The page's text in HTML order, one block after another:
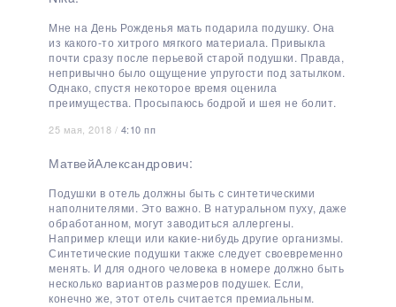
Мне на День Рожденья мать подарила подушку. Она
из какого-то хитрого мягкого материала. Привыкла
почти сразу после перьевой старой подушки. Правда,
непривычно было ощущение упругости под затылком.
Однако, спустя некоторое время оценила
преимущества. Просыпаюсь бодрой и шея не болит.
25 мая, 2018 / 4:10 пп
МатвейАлександрович:
Подушки в отель должны быть с синтетическими
наполнителями. Это важно. В натуральном пуху, даже
обработанном, могут заводиться аллергены.
Например клещи или какие-нибудь другие организмы.
Синтетические подушки также следует своевременно
менять. И для одного человека в номере должно быть
несколько вариантов размеров подушек. Если,
конечно же, этот отель считается премиальным.